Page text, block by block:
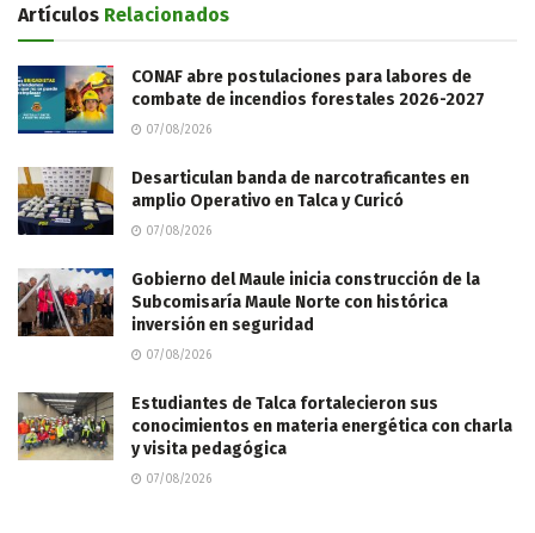
Artículos Relacionados
CONAF abre postulaciones para labores de
combate de incendios forestales 2026-2027
07/08/2026
Desarticulan banda de narcotraficantes en
amplio Operativo en Talca y Curicó
07/08/2026
Gobierno del Maule inicia construcción de la
Subcomisaría Maule Norte con histórica
inversión en seguridad
07/08/2026
Estudiantes de Talca fortalecieron sus
conocimientos en materia energética con charla
y visita pedagógica
07/08/2026